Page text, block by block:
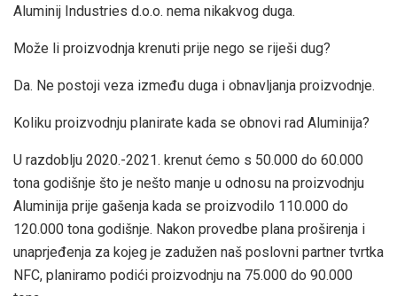
Aluminij Industries d.o.o. nema nikakvog duga.
Može li proizvodnja krenuti prije nego se riješi dug?
Da. Ne postoji veza između duga i obnavljanja proizvodnje.
Koliku proizvodnju planirate kada se obnovi rad Aluminija?
U razdoblju 2020.-2021. krenut ćemo s 50.000 do 60.000
tona godišnje što je nešto manje u odnosu na proizvodnju
Aluminija prije gašenja kada se proizvodilo 110.000 do
120.000 tona godišnje. Nakon provedbe plana proširenja i
unaprjeđenja za kojeg je zadužen naš poslovni partner tvrtka
NFC, planiramo podići proizvodnju na 75.000 do 90.000